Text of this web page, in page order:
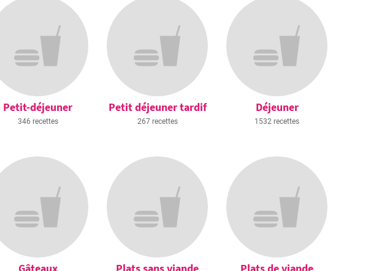
Petit-déjeuner
346 recettes
Petit déjeuner tardif
267 recettes
Déjeuner
1532 recettes
Gâteaux Plats sans viande Plats de viande